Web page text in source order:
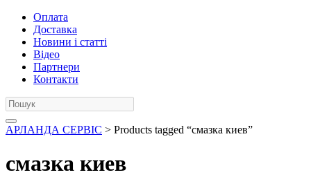
Оплата
Доставка
Новини і статті
Відео
Партнери
Контакти
АРЛАНДА СЕРВІС > Products tagged “смазка киев”
смазка киев